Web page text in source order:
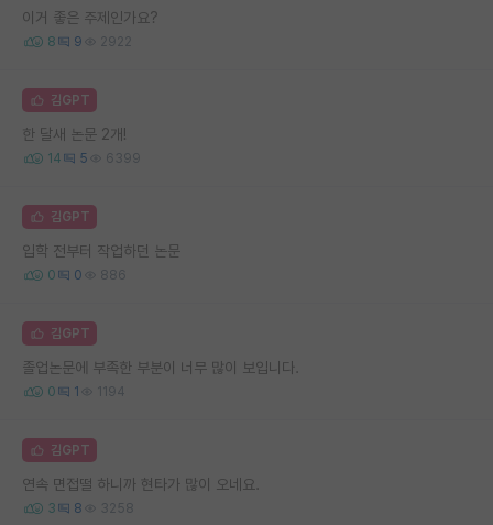
이거 좋은 주제인가요?
8 9 2922
김GPT
한 달새 논문 2개!
14 5 6399
김GPT
입학 전부터 작업하던 논문
0 0 886
김GPT
졸업논문에 부족한 부분이 너무 많이 보입니다.
0 1 1194
김GPT
연속 면접떨 하니까 현타가 많이 오네요.
3 8 3258